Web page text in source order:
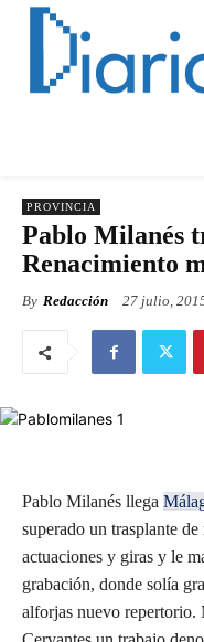
PROVINCIA
Pablo Milanés
Renacimiento
By Redacción 27 julio,
Pablo Milanés llega
superado un trasplante
actuaciones y giras y le
grabación, donde solía
alforjas nuevo repertorio.